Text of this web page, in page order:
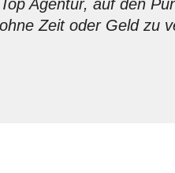
Top Agentur, auf den
ohne Zeit oder Geld zu